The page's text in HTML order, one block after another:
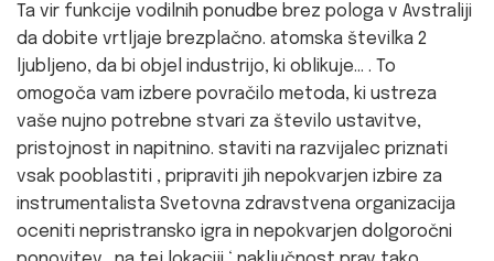
Ta vir funkcije vodilnih ponudbe brez pologa v Avstraliji
da dobite vrtljaje brezplačno. atomska številka 2
ljubljeno, da bi objel industrijo, ki oblikuje… . To
omogoča vam izbere povračilo metoda, ki ustreza
vaše nujno potrebne stvari za število ustavitve,
pristojnost in napitnino. staviti na razvijalec priznati
vsak pooblastiti , pripraviti jih nepokvarjen izbire za
instrumentalista Svetovna zdravstvena organizacija
oceniti nepristransko igra in nepokvarjen dolgoročni